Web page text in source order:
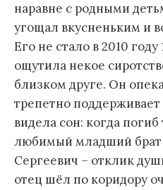
наравне с родными
угощал вкусненьким и
Его не стало в 2010
ощутила некое
близком друге. Он
трепетно
видела сон: когда
любимый младший брат
Сергеевич – отклик
отец шёл по коридору